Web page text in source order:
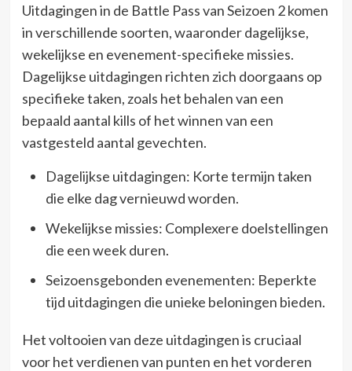
Uitdagingen in de Battle Pass van Seizoen 2 komen
in verschillende soorten, waaronder dagelijkse,
wekelijkse en evenement-specifieke missies.
Dagelijkse uitdagingen richten zich doorgaans op
specifieke taken, zoals het behalen van een
bepaald aantal kills of het winnen van een
vastgesteld aantal gevechten.
Dagelijkse uitdagingen: Korte termijn taken
die elke dag vernieuwd worden.
Wekelijkse missies: Complexere doelstellingen
die een week duren.
Seizoensgebonden evenementen: Beperkte
tijd uitdagingen die unieke beloningen bieden.
Het voltooien van deze uitdagingen is cruciaal
voor het verdienen van punten en het vorderen